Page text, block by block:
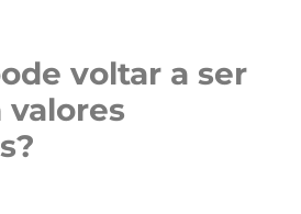
voltar a ser
valores